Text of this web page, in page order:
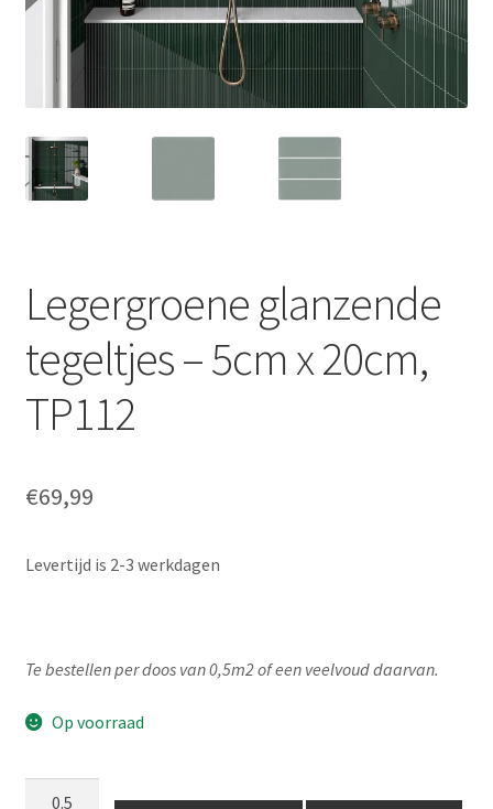
Legergroene glanzende
tegeltjes – 5cm x 20cm,
TP112
€69,99
Levertijd is 2-3 werkdagen
Te bestellen per doos van 0,5m2 of een veelvoud daarvan.
Op voorraad